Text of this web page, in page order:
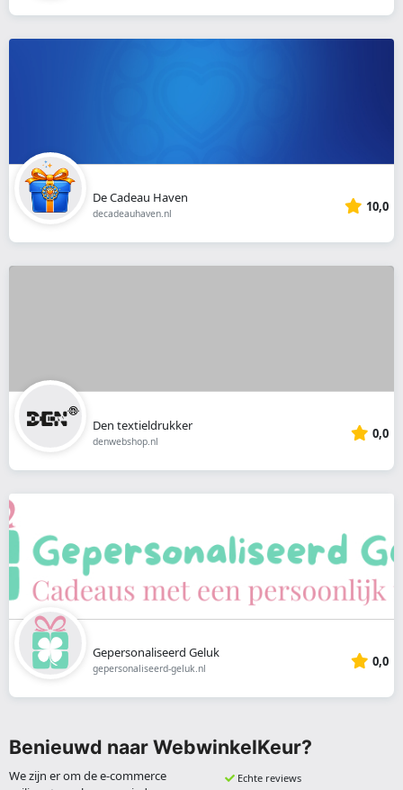
De Cadeau Haven
decadeauhaven.nl 10,0
Den textieldrukker
denwebshop.nl 0,0
Gepersonaliseerd Geluk
gepersonaliseerd-geluk.nl 0,0
Benieuwd naar WebwinkelKeur?
We zijn er om de e-commerce
Echte reviews